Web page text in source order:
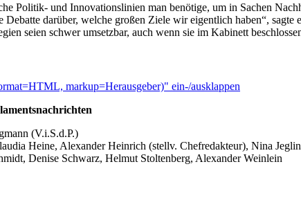
Politik- und Innovationslinien man benötige, um in Sachen
Debatte darüber, welche großen Ziele wir eigentlich haben“,
seien schwer umsetzbar, auch wenn sie im Kabinett
markup=Herausgeber)" ein-/ausklappen
(V.i.S.d.P.)
Heine, Alexander Heinrich (stellv. Chefredakteur), Nina
Denise Schwarz, Helmut Stoltenberg, Alexander Weinlein